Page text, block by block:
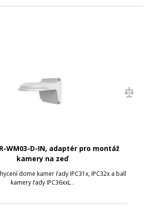
WM03-D-IN, adaptér pro montáž
kamery na zeď
dome kamer řady IPC31x, IPC32x a ball
kamery řady IPC36xxL .